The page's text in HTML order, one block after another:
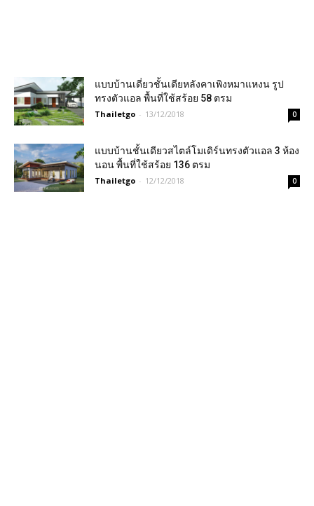
แบบบ้านเดี่ยวชั้นเดียหลังคาเพิงหมาแหงน รูป
ทรงตัวแอล พื้นที่ใช้สร้อย 58 ตรม
Thailetgo - 13/12/2018 0
แบบบ้านชั้นเดียวสไตล์โมเดิร์นทรงตัวแอล 3 ห้อง
นอน พื้นที่ใช้สร้อย 136 ตรม
Thailetgo - 12/12/2018 0